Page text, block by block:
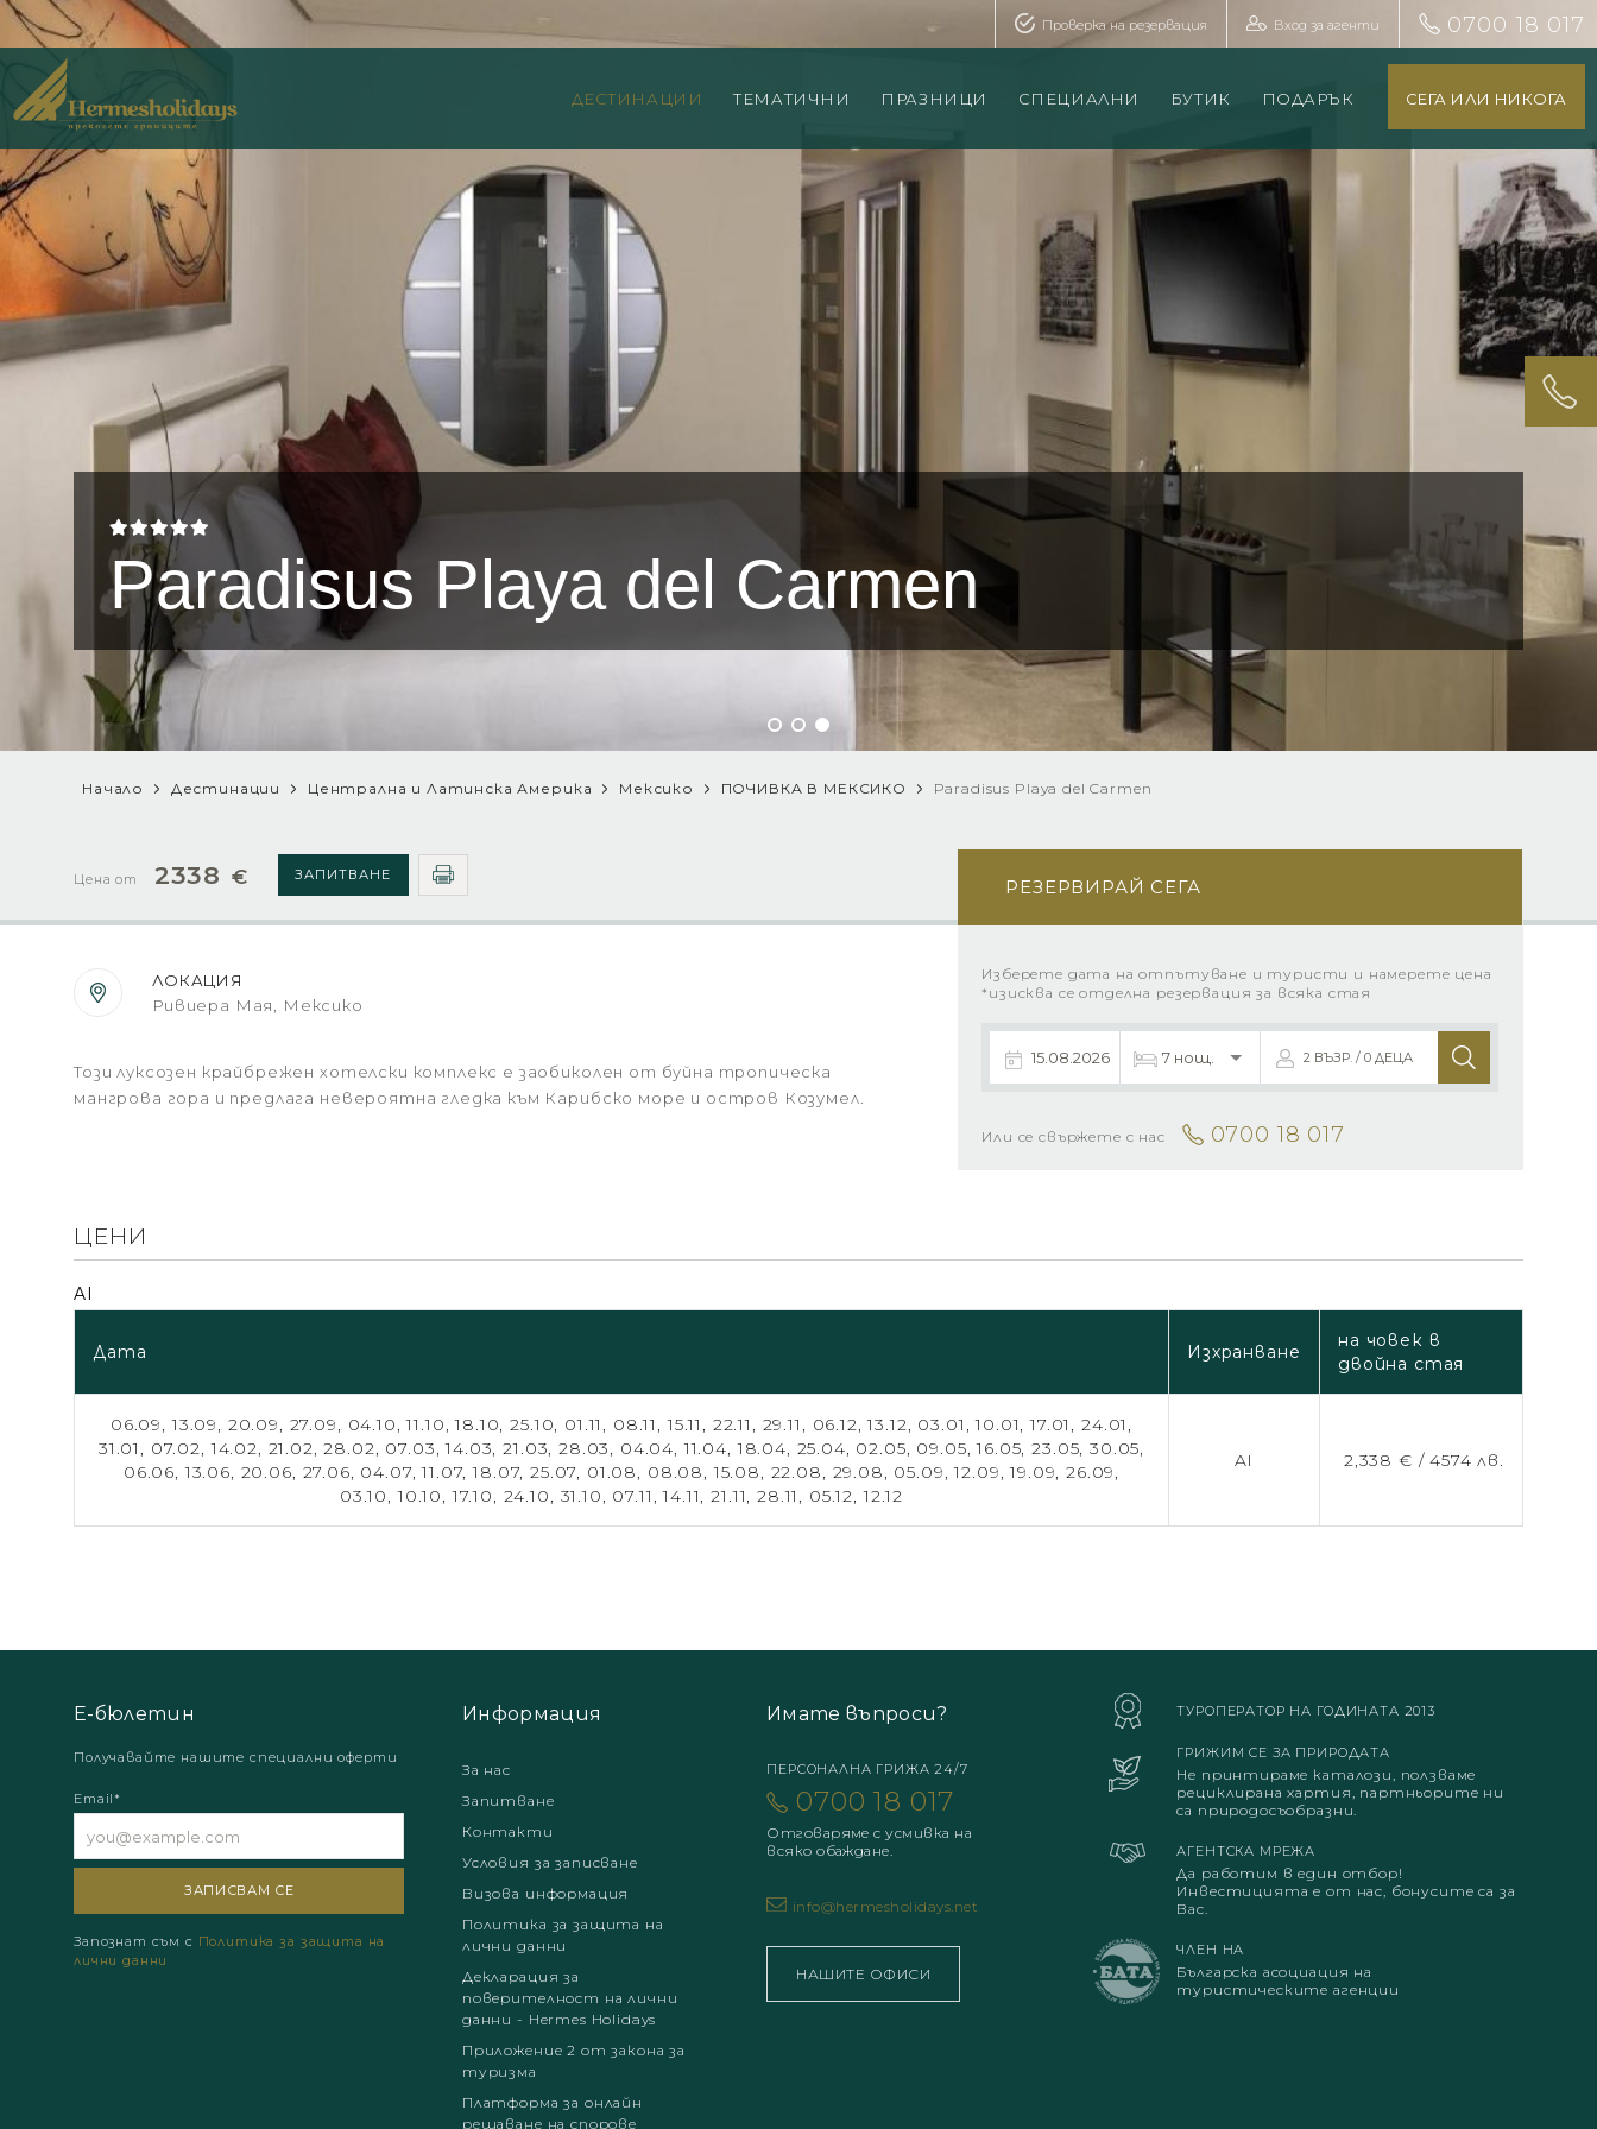
0700 18 017
Вход за агенти
Проверка на резервация
СЕГА ИЛИ НИКОГА
ДЕСТИНАЦИИ ТЕМАТИЧНИ ПРАЗНИЦИ СПЕЦИАЛНИ БУТИК ПОДАРЪК
Paradisus Playa del Carmen
Начало Дестинации Централна и Латинска Америка Мексико ПОЧИВКА В МЕКСИКО Paradisus Playa del Carmen
Цена от 2338 € ЗАПИТВАНЕ
ЛОКАЦИЯ
Ривиера Мая, Мексико
Този луксозен крайбрежен хотелски комплекс е заобиколен от буйна тропическа
мангрова гора и предлага невероятна гледка към Карибско море и остров Козумел.
РЕЗЕРВИРАЙ СЕГА
Изберете дата на отпътуване и туристи и намерете цена
*изисква се отделна резервация за всяка стая
2 ВЪЗР. / 0 ДЕЦА
Или се свържете с нас 0700 18 017
ЦЕНИ
AI
Дата Изхранване
на човек в
двойна стая
06.09,13.09, 20.09, 27.09, 04.10,11.10,18.10,25.10, 01.11, 08.11,15.11, 22.11, 29.11, 06.12,13.12, 03.01,10.01,17.01, 24.01,
31.01, 07.02,14.02, 21.02,28.02, 07.03,14.03,21.03,28.03, 04.04,11.04,18.04, 25.04, 02.05, 09.05,16.05,23.05,30.05,
06.06,13.06, 20.06, 27.06, 04.07,11.07,18.07,25.07, 01.08, 08.08,15.08, 22.08, 29.08, 05.09,12.09,19.09,26.09,
03.10,10.10,17.10, 24.10, 31.10, 07.11,14.11,21.11,28.11, 05.12,12.12
AI 2,338 € /4574 лв.
Е-бюлетин
Получавайте нашите специални оферти
Email*
Запознат съм с Политика за защита на
лични данни
Информация
За нас
Запитване
Контакти
Условия за записване
Визова информация
Политика за защита на
лични данни
Декларация за
поверителност на лични
данни - Hermes Holidays
Приложение 2 от закона за
туризма
Платформа за онлайн
решаване на спорове
Имате въпроси?
ПЕРСОНАЛНА ГРИЖА 24/7
0700 18 017
Отговаряме с усмивка на
всяко обаждане.
info@hermesholidays.net
НАШИТЕ ОФИСИ
ТУРОПЕРАТОР НА ГОДИНАТА 2013
ГРИЖИМ СЕ ЗА ПРИРОДАТА
Не принтираме каталози, ползваме
рециклирана хартия, партньорите ни
са природосъобразни.
АГЕНТСКА МРЕЖА
Да работим в един отбор!
Инвестицията е от нас, бонусите са за
Вас.
ЧЛЕН НА
Българска асоциация на
туристическите агенции